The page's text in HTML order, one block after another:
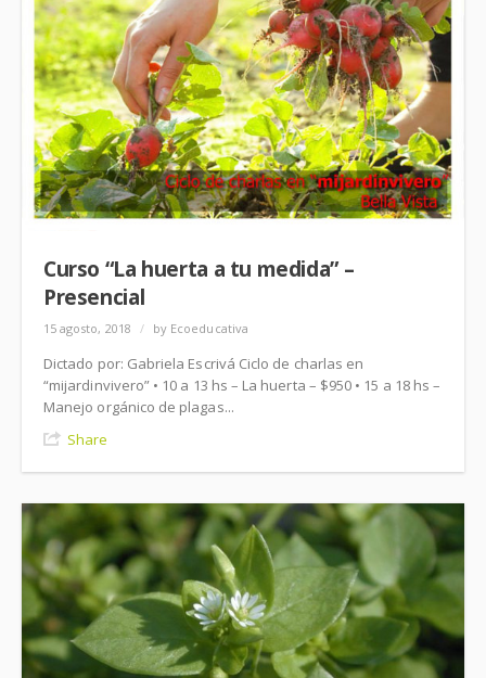
Curso “La huerta a tu medida” –
Presencial
15 agosto, 2018 / by Ecoeducativa
Dictado por: Gabriela Escrivá Ciclo de charlas en
“mijardinvivero” • 10 a 13 hs – La huerta – $950 • 15 a 18 hs –
Manejo orgánico de plagas...
Share